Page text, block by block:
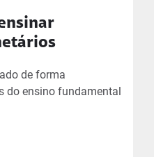
de forma
do ensino fundamental